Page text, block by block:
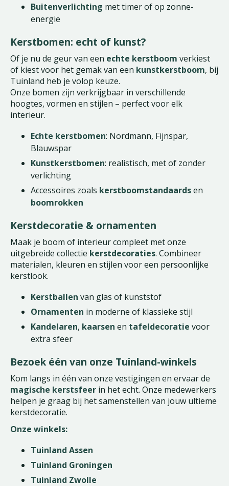
Buitenverlichting met timer of op zonne-
energie
Kerstbomen: echt of kunst?
Of je nu de geur van een echte kerstboom verkiest
of kiest voor het gemak van een kunstkerstboom, bij
Tuinland heb je volop keuze.
Onze bomen zijn verkrijgbaar in verschillende
hoogtes, vormen en stijlen – perfect voor elk
interieur.
Echte kerstbomen: Nordmann, Fijnspar,
Blauwspar
Kunstkerstbomen: realistisch, met of zonder
verlichting
Accessoires zoals kerstboomstandaardsen
boomrokken
Kerstdecoratie & ornamenten
Maak je boom of interieur compleet met onze
uitgebreide collectie kerstdecoraties. Combineer
materialen, kleuren en stijlen voor een persoonlijke
kerstlook.
Kerstballen van glas of kunststof
Ornamenten in moderne of klassieke stijl
Kandelaren, kaarsen en tafeldecoratie voor
extra sfeer
Bezoek één van onze Tuinland-winkels
Kom langs in één van onze vestigingen en ervaar de
magische kerstsfeer in het echt. Onze medewerkers
helpen je graag bij het samenstellen van jouw ultieme
kerstdecoratie.
Onze winkels:
Tuinland Assen
Tuinland Groningen
Tuinland Zwolle